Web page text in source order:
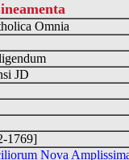
Omnia
JD
1769]
Nova